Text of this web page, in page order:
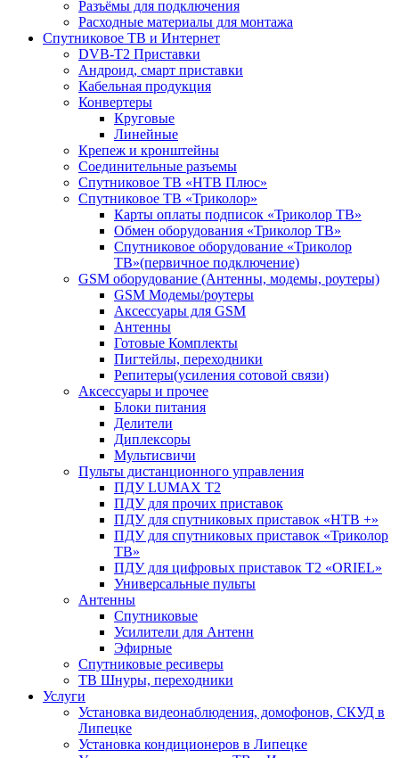
Разъёмы для подключения
Расходные материалы для монтажа
Спутниковое ТВ и Интернет
DVB-Т2 Приставки
Андроид, смарт приставки
Кабельная продукция
Конвертеры
Круговые
Линейные
Крепеж и кронштейны
Соединительные разъемы
Спутниковое ТВ «НТВ Плюс»
Спутниковое ТВ «Триколор»
Карты оплаты подписок «Триколор ТВ»
Обмен оборудования «Триколор ТВ»
Спутниковое оборудование «Триколор
ТВ»(первичное подключение)
GSM оборудование (Антенны, модемы, роутеры)
GSM Модемы/роутеры
Аксессуары для GSM
Антенны
Готовые Комплекты
Пигтейлы, переходники
Репитеры(усиления сотовой связи)
Аксессуары и прочее
Блоки питания
Делители
Диплексоры
Мультисвичи
Пульты дистанционного управления
ПДУ LUMAX Т2
ПДУ для прочих приставок
ПДУ для спутниковых приставок «НТВ +»
ПДУ для спутниковых приставок «Триколор
ТВ»
ПДУ для цифровых приставок Т2 «ORIEL»
Универсальные пульты
Антенны
Спутниковые
Усилители для Антенн
Эфирные
Спутниковые ресиверы
ТВ Шнуры, переходники
Услуги
Установка видеонаблюдения, домофонов, СКУД в
Липецке
Установка кондиционеров в Липецке